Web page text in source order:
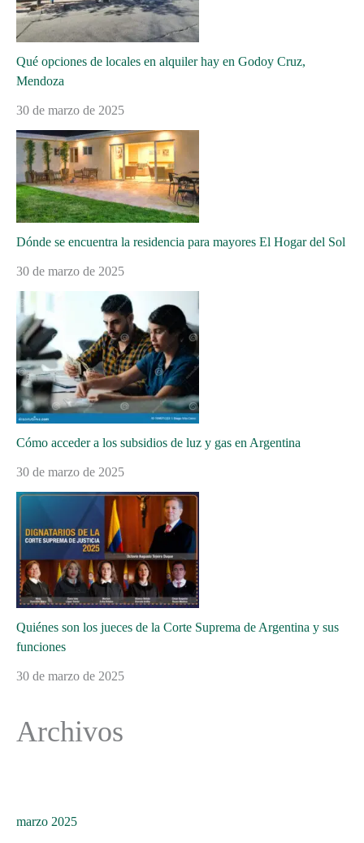
Qué opciones de locales en alquiler hay en Godoy Cruz,
Mendoza
30 de marzo de 2025
Dónde se encuentra la residencia para mayores El Hogar del Sol
30 de marzo de 2025
Cómo acceder a los subsidios de luz y gas en Argentina
30 de marzo de 2025
Quiénes son los jueces de la Corte Suprema de Argentina y sus
funciones
30 de marzo de 2025
Archivos
marzo 2025